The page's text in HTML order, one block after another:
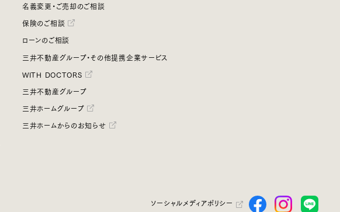
名義変更・ご売却のご相談
保険のご相談
ローンのご相談
三井不動産グループ・その他提携企業サービス
WITH DOCTORS
三井不動産グループ
三井ホームグループ
三井ホームからのお知らせ
ソーシャルメディアポリシー